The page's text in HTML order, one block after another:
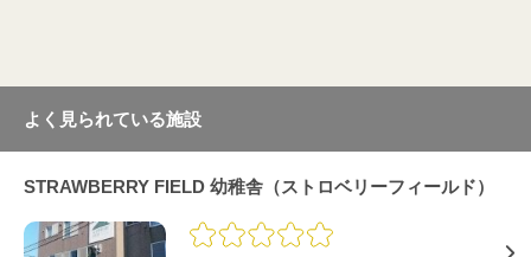
よく見られている施設
STRAWBERRY FIELD 幼稚舎（ストロベリーフィールド）